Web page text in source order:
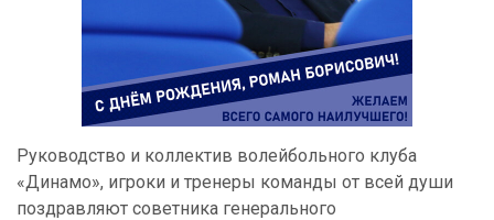
Руководство и коллектив волейбольного клуба
«Динамо», игроки и тренеры команды от всей души
поздравляют советника генерального